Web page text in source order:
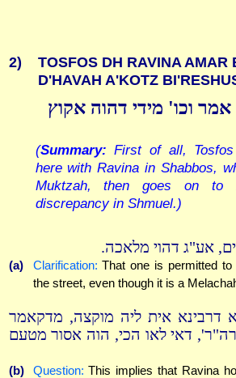
2)
TOSFOS DH RAVINA AMAR
D'HAVAH A'KOTZ
וכו' מידי דהוה אקוץ
(Summary: First of all,
here with Ravina in Shabbos,
Muktzah, then goes on to
discrepancy in Shmuel.)
אע"ג דהוי מלאכה.
(a) Clarification: That one is permitted
the street, even though it is a
אית ליה מוקצה, מדקאמר
דאי לאו הכי, הוה אסור מטעם
(b) Question: This implies that Ravina